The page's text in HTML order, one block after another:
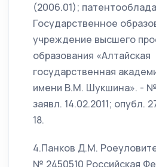
(2006.01);
Государственное
учреждение высшего
образования «Алтайская
государственная
имени В.М. Шукшина». - №
заявл. 14.02.2011; опубл.
18.
4.Панков Д.М.
№ 2450510 Российская